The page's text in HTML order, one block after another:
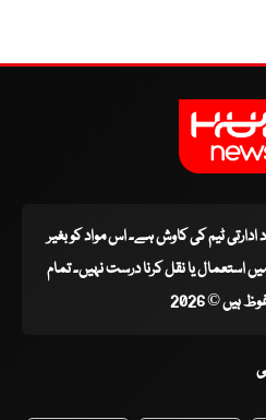
ادارتی ٹیم کی کاوش ہے۔ اس مواد کو بغیر
یا نقل کرنا درست نہیں۔ تمام
ہیں © 2026